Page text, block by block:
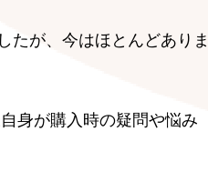
たが、今はほとんどあり
身が購入時の疑問や悩み